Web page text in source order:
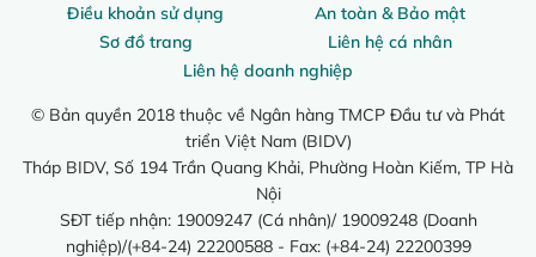
Điều khoản sử dụng
An toàn & Bảo mật
Sơ đồ trang
Liên hệ cá nhân
Liên hệ doanh nghiệp
© Bản quyền 2018 thuộc về Ngân hàng TMCP Đầu tư và Phát
triển Việt Nam (BIDV)
Tháp BIDV, Số 194 Trần Quang Khải, Phường Hoàn Kiếm, TP Hà
Nội
SĐT tiếp nhận: 19009247 (Cá nhân)/ 19009248 (Doanh
nghiệp)/(+84-24) 22200588 - Fax: (+84-24) 22200399